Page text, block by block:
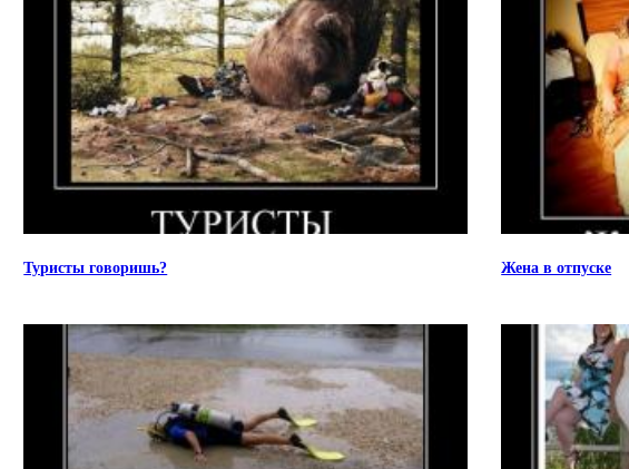
Туристы говоришь? Жена в отпуске